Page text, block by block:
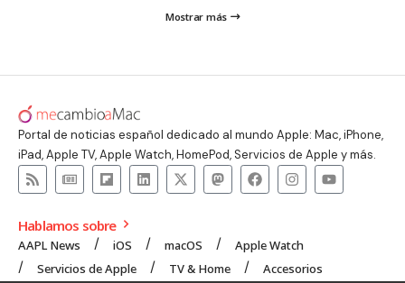
Mostrar más
Portal de noticias español dedicado al mundo Apple: Mac, iPhone,
iPad, Apple TV, Apple Watch, HomePod, Servicios de Apple y más.
Hablamos sobre
AAPL News iOS macOS
Apple Watch
Servicios de Apple
TV & Home Accesorios